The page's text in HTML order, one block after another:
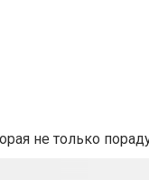
не только